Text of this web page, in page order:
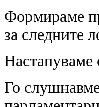
Формираме
за следните
Настапуваме
Го